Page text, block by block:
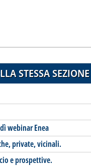
STESSA SEZIONE
webinar Enea
private, vicinali.
e prospettive.